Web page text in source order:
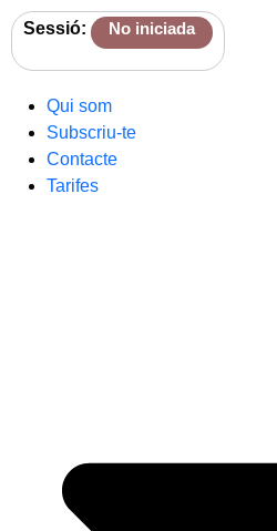
Sessió: No iniciada
Qui som
Subscriu-te
Contacte
Tarifes